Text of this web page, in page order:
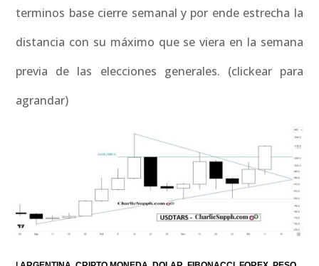
terminos base cierre semanal y por ende estrecha la
distancia con su máximo que se viera en la semana
previa de las elecciones generales. (clickear para
agrandar)